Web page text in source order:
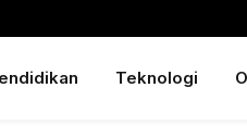
Teknologi